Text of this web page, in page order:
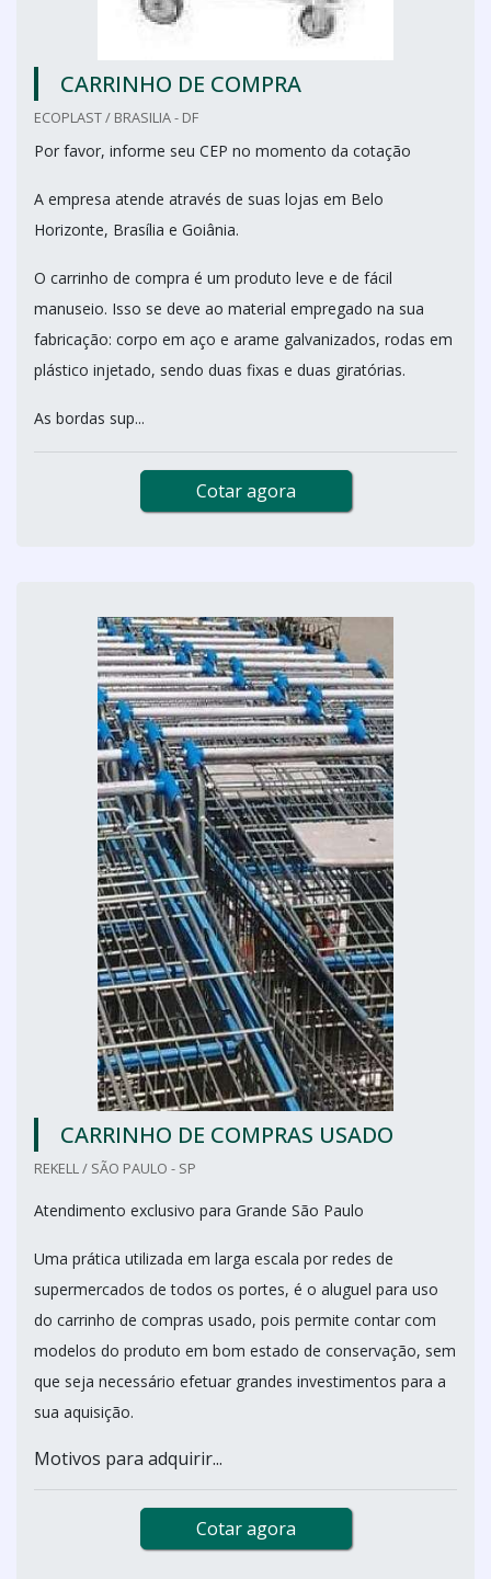
CARRINHO DE COMPRA
ECOPLAST / BRASILIA - DF
Por favor, informe seu CEP no momento da cotação
A empresa atende através de suas lojas em Belo
Horizonte, Brasília e Goiânia.
O carrinho de compra é um produto leve e de fácil
manuseio. Isso se deve ao material empregado na sua
fabricação: corpo em aço e arame galvanizados, rodas em
plástico injetado, sendo duas fixas e duas giratórias.
As bordas sup...
Cotar agora
CARRINHO DE COMPRAS USADO
REKELL / SÃO PAULO - SP
Atendimento exclusivo para Grande São Paulo
Uma prática utilizada em larga escala por redes de
supermercados de todos os portes, é o aluguel para uso
do carrinho de compras usado, pois permite contar com
modelos do produto em bom estado de conservação, sem
que seja necessário efetuar grandes investimentos para a
sua aquisição.
Motivos para adquirir...
Cotar agora